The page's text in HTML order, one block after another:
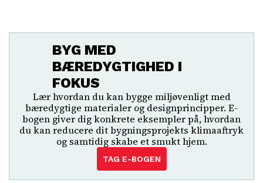
BYG MED
BÆREDYGTIGHED I
FOKUS
Lær hvordan du kan bygge miljøvenligt med
bæredygtige materialer og designprincipper. E-
bogen giver dig konkrete eksempler på, hvordan
du kan reducere dit bygningsprojekts klimaaftryk
og samtidig skabe et smukt hjem.
TAG E-BOGEN